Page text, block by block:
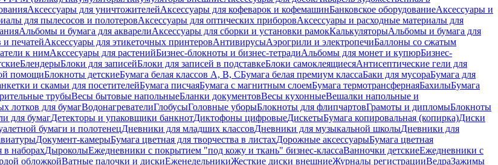
Аксессуары для уничтожителейАксессуары для кофеварок и кофемашинБанковское оборудованиеАксессуары и
для пылесосов и полотеровАксессуары для оптических приборовАксессуары и расходные материалы для
Альбомы и бумага для акварелиАксессуары для сборки и установки рамокКалькуляторыАльбомы и бумага для
печатейАксессуары для этикеточных принтеровАнтивирусыАэрогрили и электропечиБаллоны со сжатым
к нимАкссесуары для растенийБизнес-блокноты и бизнес-тетрадиАльбомы для монет и купюрБизнес-
БлендерыБлоки для записейБлоки для записей в подставкеБлоки самоклеящиесяАнтисептические гели для
помощиБлокноты детскиеБумага белая классов А, В, СБумага белая премиум классаБаки для мусораБумага для
и скамьи для посетителейБумага писчаяБумага с магнитным слоемБумага термотрансфернаяБахилыБумага
трубыВесы бытовые напольныеБланки документовВесы кухонныеВешалки напольные и
лотков для бумагВодонагревателиГлобусыГоловные уборыБлокноты для флипчартовГрамоты и дипломыБлокноты
для бумагДетекторы и упаковщики банкнотДиктофоны цифровыеДискетыБумага копировальная (копирка)Диски
бумаги и полотенецДневники для младших классовДневники для музыкальной школыДневники для
Документ-камерыБумага цветная для творчества в листахДорожные аксессуарыБумага цветная
в наборахДыроколыЕжедневники с покрытием "под кожу и ткань" бизнес-классаВанночки детскиеЕжедневники с
обложкойВатные палочки и дискиЕженедельникиЖесткие диски внешниеЖурналы регистрацииВедраЗажимы